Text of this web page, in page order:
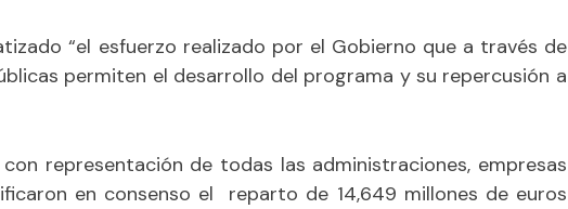
“el esfuerzo realizado por el Gobierno que a través de
permiten el desarrollo del programa y su repercusión a
representación de todas las administraciones, empresas
en consenso el reparto de 14,649 millones de euros